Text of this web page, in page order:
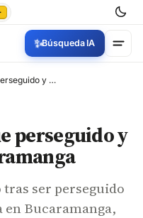
✨Búsqueda IA
Presunto ladrón fue perseguido y asesinado en Bucaramanga
perseguido y
ser perseguido
en Bucaramanga,